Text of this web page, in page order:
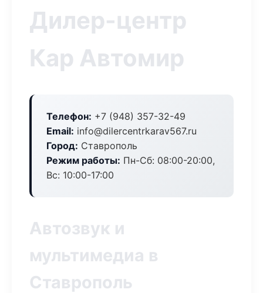
Дилер-центр
Кар Автомир
Телефон: +7 (948) 357-32-49
Email: info@dilercentrkarav567.ru
Город: Ставрополь
Режим работы: Пн-Сб: 08:00-20:00,
Вс: 10:00-17:00
Автозвук и
мультимедиа в
Ставрополь